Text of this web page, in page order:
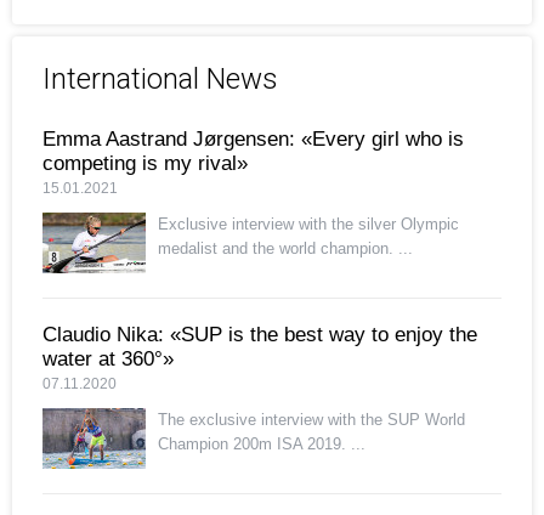
International News
Emma Aastrand Jørgensen: «Every girl who is
competing is my rival»
15.01.2021
Exclusive interview with the silver Olympic
medalist and the world champion. ...
Claudio Nika: «SUP is the best way to enjoy the
water at 360°»
07.11.2020
The exclusive interview with the SUP World
Champion 200m ISA 2019. ...